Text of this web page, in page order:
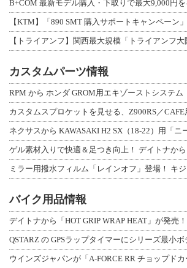
【KTM】「890 SMT 購入サポートキャンペーン
カスタムパーツ情報
ネクサスから KAWASAKI H2 SX（18-22）用「ニ
バイク用品情報
デイトナから「HOT GRIP WRAP HEAT」が発売
QSTARZ の GPSラップタイマーにシリーズ最小
ウインズジャパンが「A-FORCE RR チョップド